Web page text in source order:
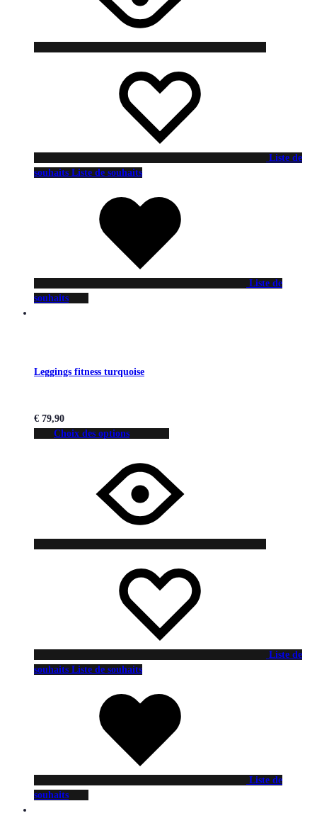
Liste de
souhaits Liste de souhaits
Liste de
souhaits
Leggings fitness turquoise
€ 79,90
Choix des options
Liste de
souhaits Liste de souhaits
Liste de
souhaits